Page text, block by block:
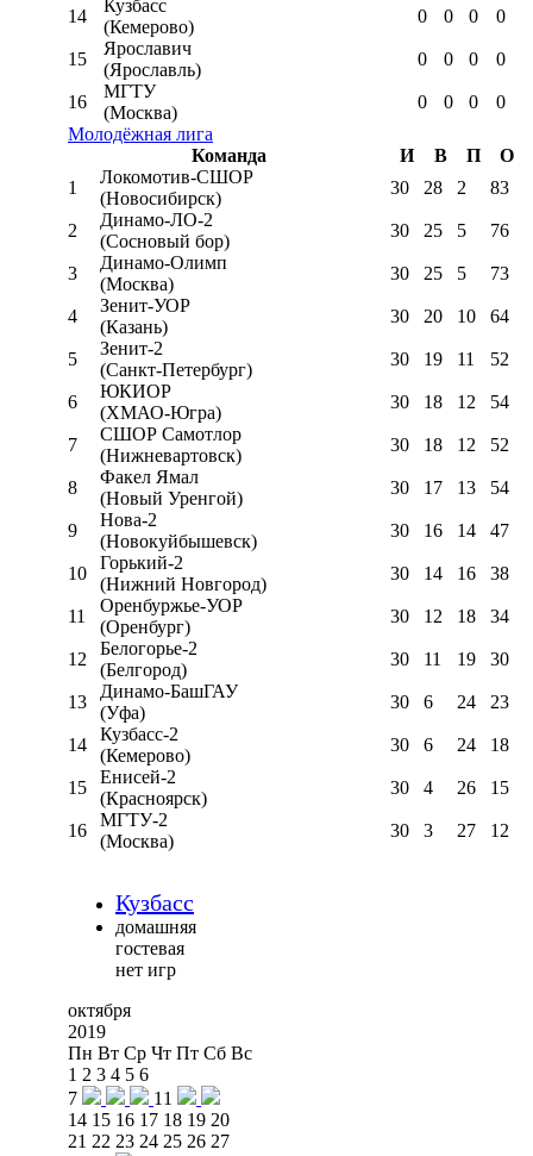
14
Кузбасс
(Кемерово)
0 0 0 0
15
Ярославич
(Ярославль)
0 0 0 0
16
МГТУ
(Москва)
0 0 0
0
Молодёжная лига
Команда
И В П
О
1
Локомотив-CШОР
(Новосибирск)
30 28 2 83
2
Динамо-ЛО-2
(Сосновый бор)
30 25 5 76
3
Динамо-Олимп
(Москва)
30 25 5 73
4
Зенит-УОР
(Казань)
30 20 10 64
5
Зенит-2
(Санкт-Петербург)
30 19 11 52
6
ЮКИОР
(ХМАО-Югра)
30 18 12 54
7
СШОР Самотлор
(Нижневартовск)
30 18 12 52
8
Факел Ямал
(Новый Уренгой)
30 17 13 54
9
Нова-2
(Новокуйбышевск)
30 16 14 47
10
Горький-2
(Нижний Новгород)
30 14 16 38
11
Оренбуржье-УОР
(Оренбург)
30 12 18 34
12
Белогорье-2
(Белгород)
30 11 19 30
13
Динамо-БашГАУ
(Уфа)
30 6 24 23
14
Кузбасс-2
(Кемерово)
30 6 24 18
15
Енисей-2
(Красноярск)
30 4 26 15
16
МГТУ-2
(Москва)
30 3 27 12
Кузбасс
домашняя
гостевая
нет игр
октября
2019
Пн Вт Ср Чт Пт Сб Вс
1 2 3 4 5 6
7
11
14 15 16 17 18 19 20
21 22 23 24 25 26 27